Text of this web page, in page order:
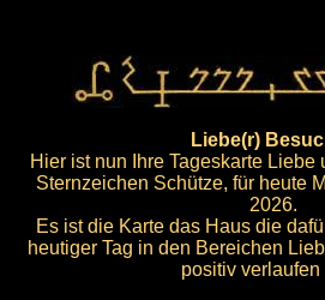
Liebe(r)
Hier ist nun Ihre Tageskarte Liebe
Sternzeichen Schütze, für heute
2026.
Es ist die Karte das Haus die
heutiger Tag in den Bereichen
positiv verlaufen